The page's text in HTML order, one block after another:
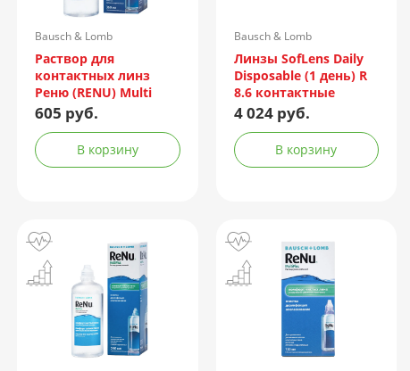
Bausch & Lomb
Incorporated/Италия
Раствор для
контактных линз
Реню (RENU) Multi
Plus 360мл +
контейнер
605 руб.
В корзину
Bausch & Lomb
Линзы SofLens Daily
Disposable (1 день) R
8.6 контактные
мягкие корриг. -1,50
4 024 руб.
В корзину